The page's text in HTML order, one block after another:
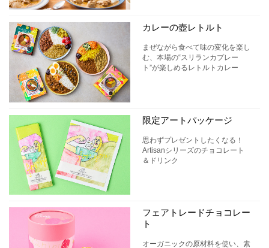
カレーの壺レトルト
まぜながら食べて味の変化を楽し
む、本場の“スリランカプレー
ト”が楽しめるレトルトカレー
限定アートパッケージ
思わずプレゼントしたくなる！
Artisanシリーズのチョコレート
＆ドリンク
フェアトレードチョコレー
ト
オーガニックの原材料を使い、素